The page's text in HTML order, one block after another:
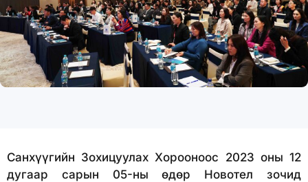
Санхүүгийн Зохицуулах Хорооноос 2023 оны 12
дугаар сарын 05-ны өдөр Новотел зочид